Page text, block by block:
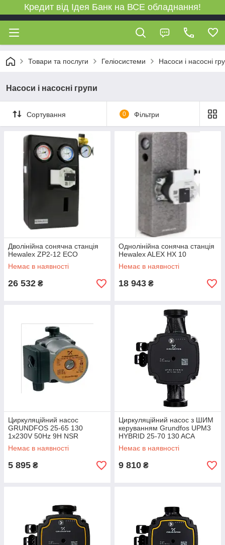
Кредит від Ідея Банк на ВСЕ обладнання!
Товари та послуги Геліосистеми Насоси і насосні
Насоси і насосні групи
Сортування 0 Фільтри
Дволінійна сонячна станція
Hewalex ZP2-12 ECO
Немає в наявності
26 532 ₴
Однолінійна сонячна станція
Hewalex ALEX HX 10
Немає в наявності
18 943 ₴
Циркуляційний насос
GRUNDFOS 25-65 130
1x230V 50Hz 9H NSR
Немає в наявності
5 895 ₴
Циркуляційний насос з ШИМ
керуванням Grundfos UPM3
HYBRID 25-70 130 ACA
Немає в наявності
9 810 ₴